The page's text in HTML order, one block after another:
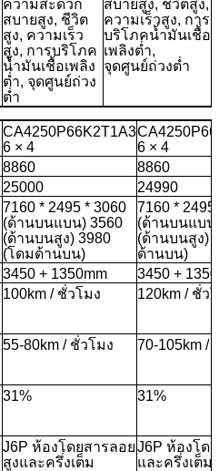
ความสะดวก
สบายสูง, ชีวิต
สูง, ความเร็ว
สูง, การบริโภค
น้ำมันเชื้อเพลิง
ต่ำ, จุดศูนย์ถ่วง
ต่ำ
สบายสูง, ชีวิตสูง,
ความเร็วสูง, การ
บริโภคน้ำมันเชื้อ
เพลิงต่ำ,
จุดศูนย์ถ่วงต่ำ
CA4250P66K2T1A3
6 × 4
6 × 4
8860
8860
25000
24990
7160 * 2495 * 3060
(ด้านบนแบน) 3560
(ด้านบนสูง) 3980
(โดมด้านบน)
7160 * 2495
(ด้านบนแบน
(ด้านบนสูง)
ด้านบน)
3450 + 1350mm
3450 +
100km / ชั่วโมง 120km / ชั่ว
55-80km / ชั่วโมง 70-105km /
31% 31%
J6P ห้องโดยสารลอย
สูงและครึ่งเต็ม
J6P ห้องโด
และครึ่งเต็ม